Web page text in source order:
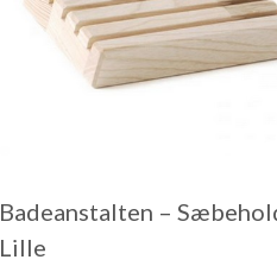
Badeanstalten –
Lille